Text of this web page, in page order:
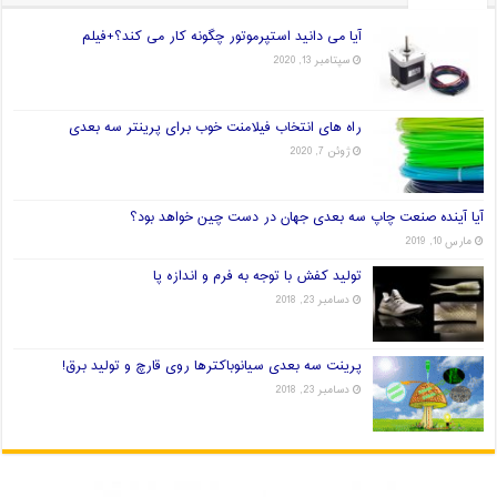
آیا می دانید استپرموتور چگونه کار می کند؟+فیلم
سپتامبر 13, 2020
راه های انتخاب فیلامنت خوب برای پرینتر سه بعدی
ژوئن 7, 2020
آیا آینده صنعت چاپ سه بعدی جهان در دست چین خواهد بود؟
مارس 10, 2019
تولید کفش با توجه به فرم و اندازه پا
دسامبر 23, 2018
پرینت سه بعدی سیانوباکترها روی قارچ و تولید برق!
دسامبر 23, 2018